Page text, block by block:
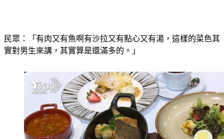
民眾：「有肉又有魚啊有沙拉又有點心又有湯，這樣的菜色其
實對男生來講，其實算是還滿多的。」